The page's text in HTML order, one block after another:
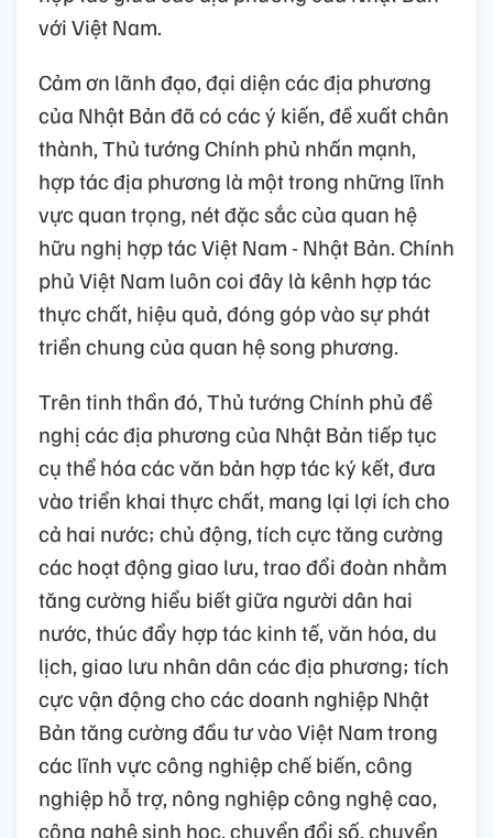
với Việt Nam.
Cảm ơn lãnh đạo, đại diện các địa phương
của Nhật Bản đã có các ý kiến, đề xuất chân
thành, Thủ tướng Chính phủ nhấn mạnh,
hợp tác địa phương là một trong những lĩnh
vực quan trọng, nét đặc sắc của quan hệ
hữu nghị hợp tác Việt Nam - Nhật Bản. Chính
phủ Việt Nam luôn coi đây là kênh hợp tác
thực chất, hiệu quả, đóng góp vào sự phát
triển chung của quan hệ song phương.
Trên tinh thần đó, Thủ tướng Chính phủ đề
nghị các địa phương của Nhật Bản tiếp tục
cụ thể hóa các văn bản hợp tác ký kết, đưa
vào triển khai thực chất, mang lại lợi ích cho
cả hai nước; chủ động, tích cực tăng cường
các hoạt động giao lưu, trao đổi đoàn nhằm
tăng cường hiểu biết giữa người dân hai
nước, thúc đẩy hợp tác kinh tế, văn hóa, du
lịch, giao lưu nhân dân các địa phương; tích
cực vận động cho các doanh nghiệp Nhật
Bản tăng cường đầu tư vào Việt Nam trong
các lĩnh vực công nghiệp chế biến, công
nghiệp hỗ trợ, nông nghiệp công nghệ cao,
công nghệ sinh học, chuyển đổi số, chuyển